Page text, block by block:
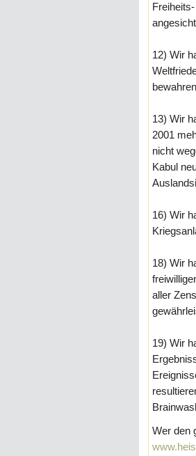
12) Wir
13) Wir
2001
nicht
Kabul
16) Wir
18) Wir
aller
19) Wir
Wer den